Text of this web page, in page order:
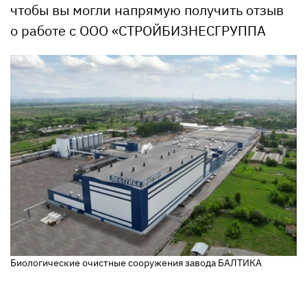
чтобы вы могли напрямую получить отзыв
о работе с ООО «СТРОЙБИЗНЕСГРУППА
Биологические очистные сооружения завода БАЛТИКА